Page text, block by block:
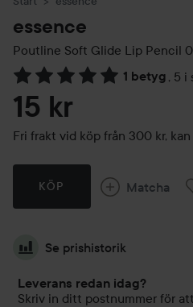
essence
Poutline Soft Glide Lip Pencil
1 betyg , 5 i
Hoppa till Betyg & kommentarer
15 kr
Fri frakt vid köp från 300 kr,
KÖP Matcha
Se prishistorik
Leverans redan idag?
Skriv in ditt postnummer för